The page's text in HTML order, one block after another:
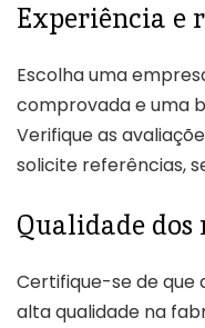
Experiência e
Escolha uma
comprovada e uma
Verifique as
solicite referências,
Qualidade
Certifique-se de que
alta qualidade na